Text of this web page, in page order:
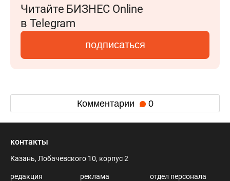
Читайте БИЗНЕС Online
в Telegram
подписаться
Комментарии 0
контакты
Казань, Лобачевского 10, корпус 2
редакция
реклама
отдел персонала